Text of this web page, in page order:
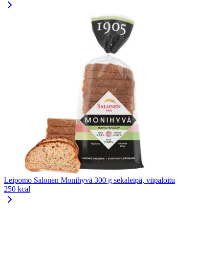
Leipomo Salonen Monihyvä 300 g sekaleipä, viipaloitu
250 kcal